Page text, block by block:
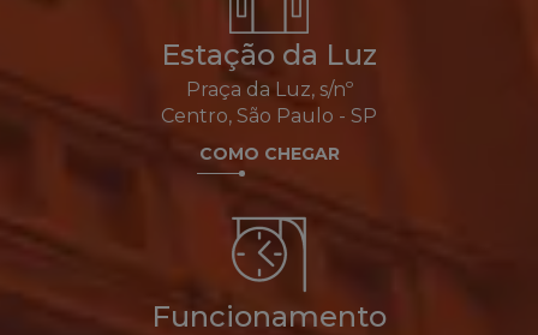
Estação da Luz
Praça da Luz, s/nº
Centro, São Paulo - SP
COMO CHEGAR
Funcionamento